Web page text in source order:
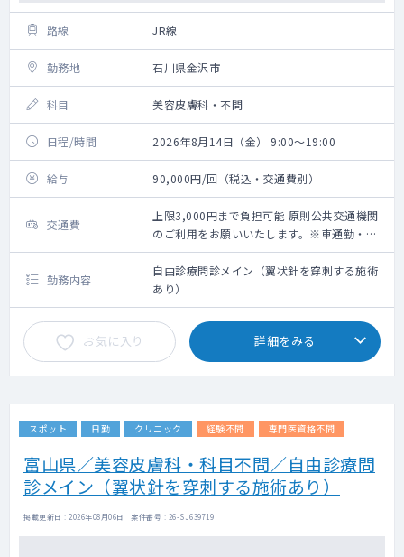
路線 JR線
勤務地 石川県金沢市
科目 美容皮膚科・不問
日程/時間 2026年8月14日（金） 9:00～19:00
給与 90,000円/回（税込・交通費別）
交通費
上限3,000円まで負担可能 原則公共交通機関
のご利用をお願いいたします。※車通勤・タ
クシー利用要相談
勤務内容
自由診療問診メイン（翼状針を穿刺する施術
あり）
お気に入り 詳細をみる
スポット 日勤 クリニック 経験不問 専門医資格不問
富山県／美容皮膚科・科目不問／自由診療問
診メイン（翼状針を穿刺する施術あり）
掲載更新日 : 2026年08月06日 案件番号 : 26-SJ639719